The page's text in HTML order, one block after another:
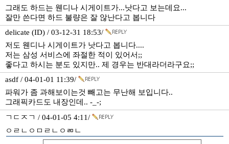
그래도 하드는 웬디나 시게이트가...낫다고 보는데요...
잘만 쓴다면 하드 불량은 잘 않난다고 봅니다
delicate (ID) / 03-12-31 18:53/
저도 웬디나 시게이트가 낫다고 봅니다....
저는 삼성 서비스에 좌절한 적이 있어서;;
좋다고 하시는 분도 있지만.. 제 경우는 반대라더라구요;;
asdf / 04-01-01 11:39/
파워가 좀 과해보이는것 빼고는 무난해 보입니다..
그래픽카드도 내장인데.. -_-;
ㄱㄷㅈㄱ / 04-01-05 4:11/
ㅇㄹㄴㅇㅁㄹㄴㅇㄻㄴ